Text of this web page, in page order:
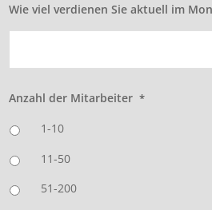
Punkt
MM
JJJJ
Wie viel verdienen Sie aktuell im
Anzahl der Mitarbeiter *
1-10
11-50
51-200